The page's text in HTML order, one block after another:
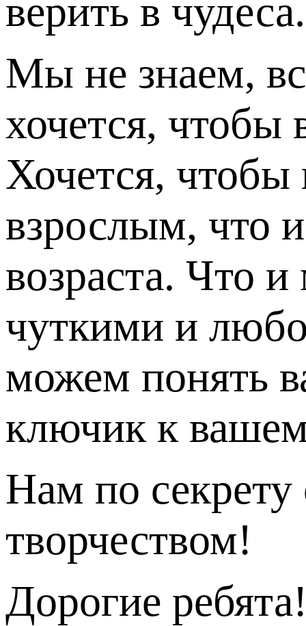
верить в
Мы не знаем,
хочется, чтобы
Хочется, чтобы
взрослым, что
возраста. Что
чуткими и
можем понять
ключик к
Нам по секрету
творчеством!
Дорогие